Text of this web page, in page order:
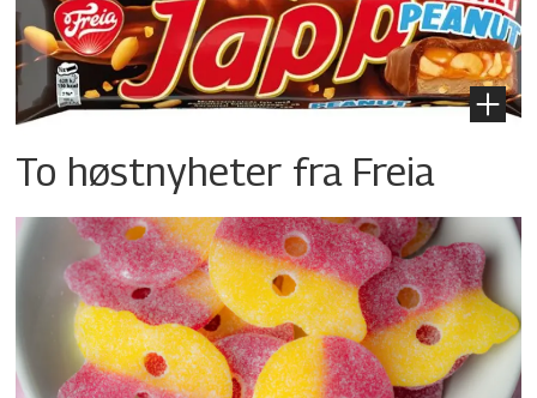
To høstnyheter fra Freia